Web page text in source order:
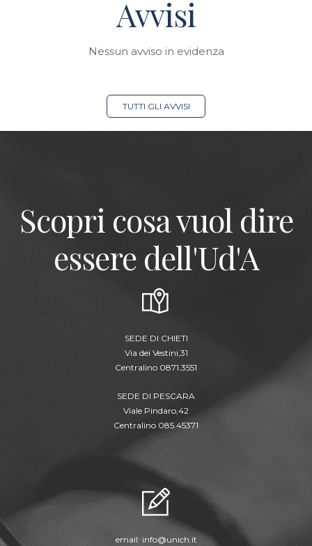
Avvisi
Nessun avviso in evidenza
TUTTI GLI AVVISI
Scopri cosa vuol dire
essere dell'Ud'A
SEDE DI CHIETI
Via dei Vestini,31
Centralino 0871.3551
SEDE DI PESCARA
Viale Pindaro,42
Centralino 085.45371
email: info@unich.it